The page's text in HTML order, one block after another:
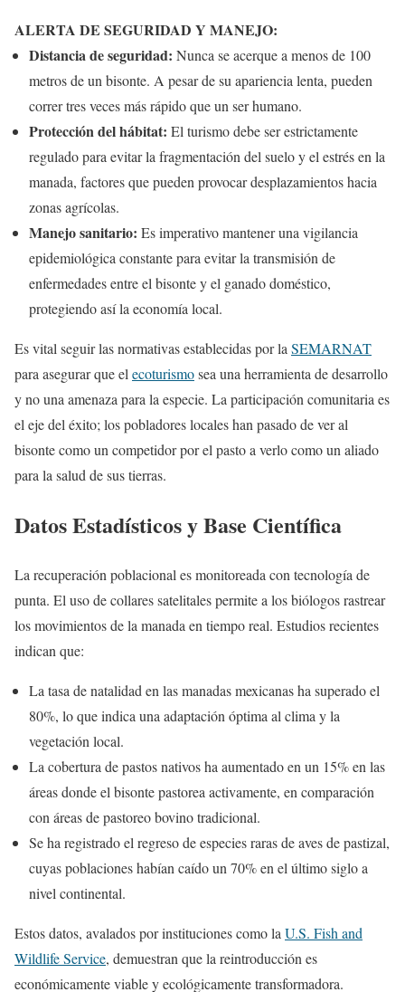
ALERTA DE SEGURIDAD Y MANEJO:
Distancia de seguridad: Nunca se acerque a menos de 100
metros de un bisonte. A pesar de su apariencia lenta, pueden
correr tres veces más rápido que un ser humano.
Protección del hábitat: El turismo debe ser estrictamente
regulado para evitar la fragmentación del suelo y el estrés en la
manada, factores que pueden provocar desplazamientos hacia
zonas agrícolas.
Manejo sanitario: Es imperativo mantener una vigilancia
epidemiológica constante para evitar la transmisión de
enfermedades entre el bisonte y el ganado doméstico,
protegiendo así la economía local.
Es vital seguir las normativas establecidas por la SEMARNAT
para asegurar que el ecoturismosea una herramienta de desarrollo
y no una amenaza para la especie. La participación comunitaria es
el eje del éxito; los pobladores locales han pasado de ver al
bisonte como un competidor por el pasto a verlo como un aliado
para la salud de sus tierras.
Datos Estadísticos y Base Científica
La recuperación poblacional es monitoreada con tecnología de
punta. El uso de collares satelitales permite a los biólogos rastrear
los movimientos de la manada en tiempo real. Estudios recientes
indican que:
La tasa de natalidad en las manadas mexicanas ha superado el
80%, lo que indica una adaptación óptima al clima y la
vegetación local.
La cobertura de pastos nativos ha aumentado en un 15% en las
áreas donde el bisonte pastorea activamente, en comparación
con áreas de pastoreo bovino tradicional.
Se ha registrado el regreso de especies raras de aves de pastizal,
cuyas poblaciones habían caído un 70% en el último siglo a
nivel continental.
Estos datos, avalados por instituciones como la U.S. Fish and
Wildlife Service, demuestran que la reintroducción es
económicamente viable y ecológicamente transformadora.